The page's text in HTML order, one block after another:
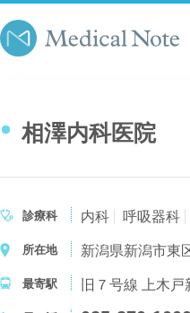
相澤内科医院
診療科 内科 呼吸器科
所在地 新潟県新潟市東
最寄駅 旧７号線 上木